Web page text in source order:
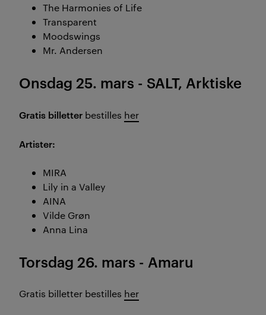
The Harmonies of Life
Transparent
Moodswings
Mr. Andersen
Onsdag 25. mars - SALT, Arktiske
Gratis billetter bestilles her
Artister:
MIRA
Lily in a Valley
AINA
Vilde Grøn
Anna Lina
Torsdag 26. mars - Amaru
Gratis billetter bestilles her